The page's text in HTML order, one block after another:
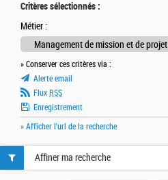
Critères sélectionnés :
Métier :
Management de mission et de projet
» Conserver ces critères via :
Alerte email
Flux RSS
Enregistrement
» Afficher l'url de la recherche
Affiner ma recherche